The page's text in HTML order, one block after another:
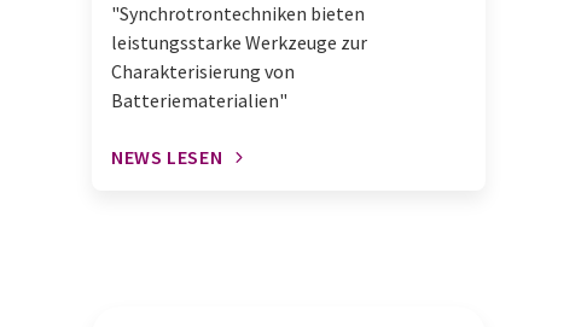
"Synchrotrontechniken bieten
leistungsstarke Werkzeuge zur
Charakterisierung von
Batteriematerialien"
NEWS LESEN